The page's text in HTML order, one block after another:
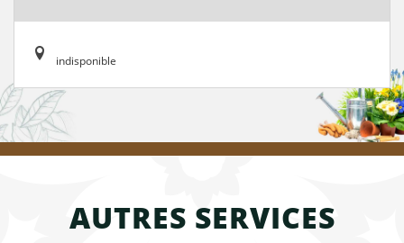
indisponible
AUTRES SERVICES